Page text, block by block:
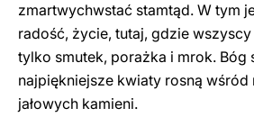
zmartwychwstać stamtąd. W tym
radość, życie, tutaj, gdzie
tylko smutek, porażka i mrok. Bóg
najpiękniejsze kwiaty rosną wśród
jałowych kamieni.